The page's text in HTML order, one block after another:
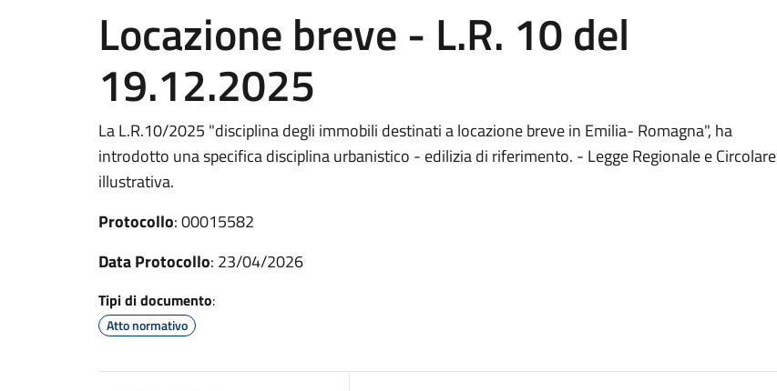
Locazione breve - L.R. 10 del
19.12.2025
La L.R.10/2025 "disciplina degli immobili destinati a locazione breve in Emilia- Romagna", ha
introdotto una specifica disciplina urbanistico - edilizia di riferimento. - Legge Regionale e Circolare
illustrativa.
Protocollo: 00015582
Data Protocollo: 23/04/2026
Tipi di documento:
Atto normativo